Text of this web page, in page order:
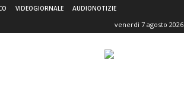
VIDEOGIORNALE AUDIONOTIZIE
venerdì 7 agosto 2026